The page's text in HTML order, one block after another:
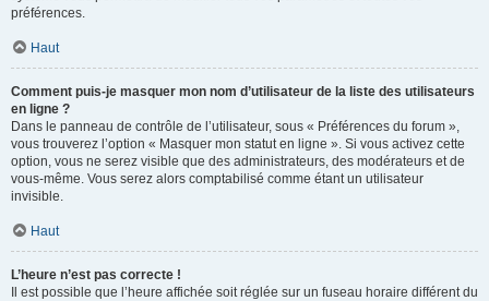
préférences.
Haut
Comment puis-je masquer mon nom d’utilisateur de la liste des utilisateurs
en ligne ?
Dans le panneau de contrôle de l’utilisateur, sous « Préférences du forum »,
vous trouverez l’option « Masquer mon statut en ligne ». Si vous activez cette
option, vous ne serez visible que des administrateurs, des modérateurs et de
vous-même. Vous serez alors comptabilisé comme étant un utilisateur
invisible.
Haut
L’heure n’est pas correcte !
Il est possible que l’heure affichée soit réglée sur un fuseau horaire différent du